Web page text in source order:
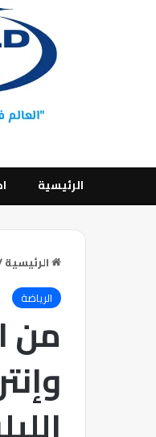
الرئيسية
الرئيسية
الرياضة
من